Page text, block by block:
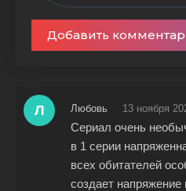
Добавить
Л Любовь 13 ноября
Сериал очень
в 1 серии
всех обитателей
создает напряжение